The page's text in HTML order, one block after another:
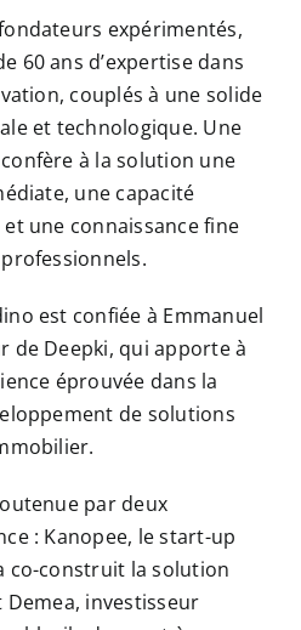
expérimentés,
60 ans d’expertise dans
couplés à une solide
et technologique. Une
à la solution une
une capacité
une connaissance fine
est confiée à Emmanuel
de Deepki, qui apporte à
éprouvée dans la
de solutions
par deux
: Kanopee, le start-up
co-construit la solution
investisseur